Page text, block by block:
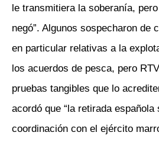
le transmitiera la soberanía,
negó”. Algunos sospecharon de
en particular relativas a la
los acuerdos de pesca, pero
pruebas tangibles que lo
acordó que “la retirada
coordinación con el ejército